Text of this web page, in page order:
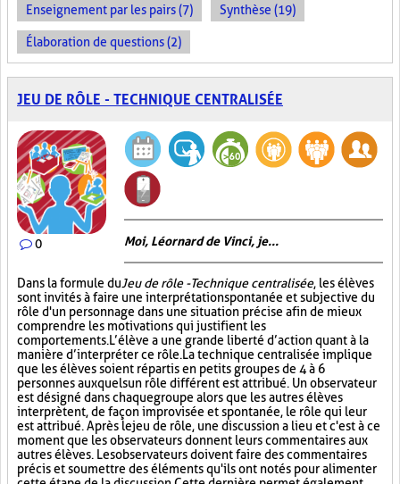
Enseignement par les pairs (7) Synthèse (19)
Élaboration de questions (2)
JEU DE RÔLE - TECHNIQUE CENTRALISÉE
0 Moi, Léornard de Vinci, je...
Dans la formule duJeu de rôle - Technique centralisée, les élèves
sont invités à faire une interprétation spontanée et subjective du
rôle d'un personnage dans une situation précise afin de mieux
comprendre les motivations qui justifient les
comportements. L’élève a une grande liberté d’action quant à la
manière d’interpréter ce rôle. La technique centralisée implique
que les élèves soient répartis en petits groupes de 4 à 6
personnes auxquels un rôle différent est attribué. Un observateur
est désigné dans chaque groupe alors que les autres élèves
interprètent, de façon improvisée et spontanée, le rôle qui leur
est attribué. Après le jeu de rôle, une discussion a lieu et c'est à ce
moment que les observateurs donnent leurs commentaires aux
autres élèves. Les observateurs doivent faire des commentaires
précis et soumettre des éléments qu'ils ont notés pour alimenter